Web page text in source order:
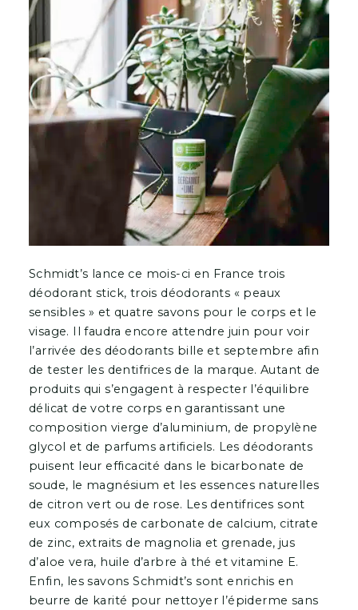
Schmidt’s lance ce mois-ci en France trois
déodorant stick, trois déodorants « peaux
sensibles » et quatre savons pour le corps et le
visage. Il faudra encore attendre juin pour voir
l’arrivée des déodorants bille et septembre afin
de tester les dentifrices de la marque. Autant de
produits qui s’engagent à respecter l’équilibre
délicat de votre corps en garantissant une
composition vierge d’aluminium, de propylène
glycol et de parfums artificiels. Les déodorants
puisent leur efficacité dans le bicarbonate de
soude, le magnésium et les essences naturelles
de citron vert ou de rose. Les dentifrices sont
eux composés de carbonate de calcium, citrate
de zinc, extraits de magnolia et grenade, jus
d’aloe vera, huile d’arbre à thé et vitamine E.
Enfin, les savons Schmidt’s sont enrichis en
beurre de karité pour nettoyer l’épiderme sans